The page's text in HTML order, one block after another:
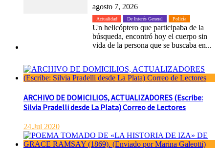
agosto 7, 2026
Actualidad De Interés General Policía
Un helicóptero que participaba de la
búsqueda, encontró hoy el cuerpo sin
vida de la persona que se buscaba en...
ARCHIVO DE DOMICILIOS, ACTUALIZADORES (Escribe:
Silvia Pradelli desde La Plata) Correo de Lectores
24.Jul 2020